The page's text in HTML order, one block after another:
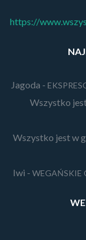
https://
Jagoda -
Wszystko
Wszystko jest w
Iwi - WEGAŃSKIE